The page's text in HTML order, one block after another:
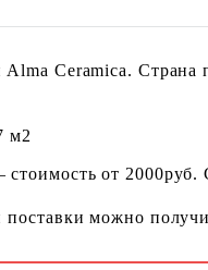
Ceramica. Страна
м2
от 2000руб.
можно